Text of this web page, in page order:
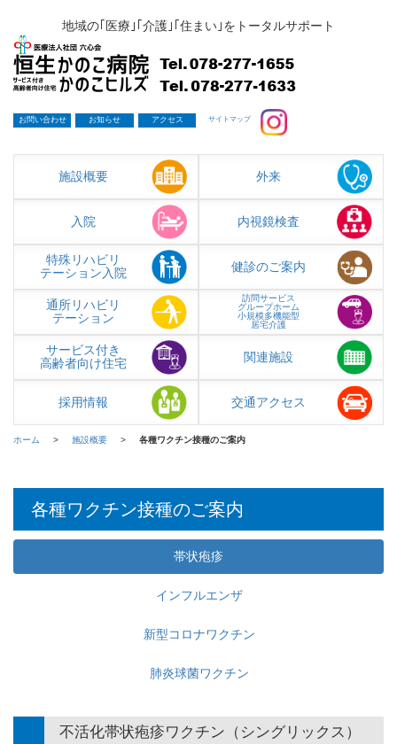
地域の｢医療｣｢介護｣｢住まい｣をトータルサポート
お問い合わせ お知らせ アクセス サイトマップ
施設概要 外来
入院 内視鏡検査
特殊リハビリ
テーション入院
健診のご案内
通所リハビリ
テーション
訪問サービス
グループホーム
小規模多機能型
居宅介護
サービス付き
高齢者向け住宅
関連施設
採用情報 交通アクセス
ホーム 施設概要 各種ワクチン接種のご案内
各種ワクチン接種のご案内
帯状疱疹
インフルエンザ
新型コロナワクチン
肺炎球菌ワクチン
不活化帯状疱疹ワクチン（シングリックス）